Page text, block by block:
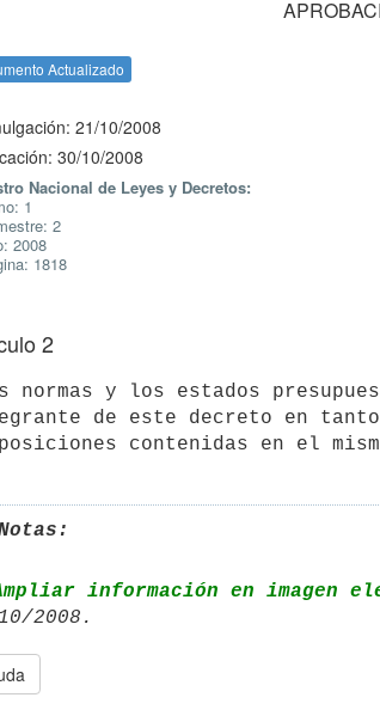
Actualizado
21/10/2008
30/10/2008
Nacional de Leyes y Decretos:
1
2
2008
1818
2
normas y los estados
de este decreto en
contenidas en el
información en imagen